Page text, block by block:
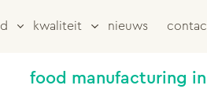
kwaliteit nieuws
food manufacturing